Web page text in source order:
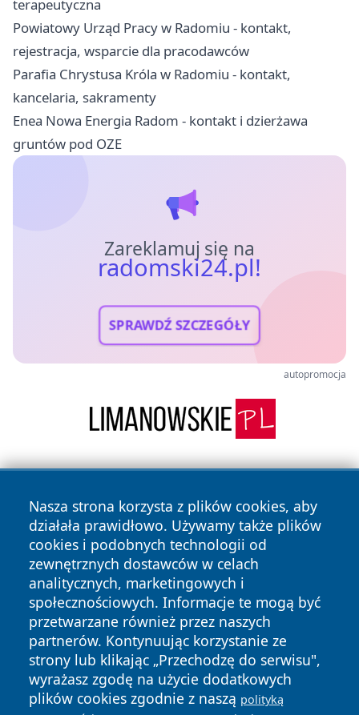
terapeutyczna
Powiatowy Urząd Pracy w Radomiu - kontakt,
rejestracja, wsparcie dla pracodawców
Parafia Chrystusa Króla w Radomiu - kontakt,
kancelaria, sakramenty
Enea Nowa Energia Radom - kontakt i dzierżawa
gruntów pod OZE
Zareklamuj się na
radomski24.pl!
SPRAWDŹ SZCZEGÓŁY
autopromocja
Nasza strona korzysta z plików cookies, aby
działała prawidłowo. Używamy także plików
cookies i podobnych technologii od
zewnętrznych dostawców w celach
analitycznych, marketingowych i
społecznościowych. Informacje te mogą być
przetwarzane również przez naszych
partnerów. Kontynuując korzystanie ze
strony lub klikając „Przechodzę do serwisu",
wyrażasz zgodę na użycie dodatkowych
plików cookies zgodnie z naszą polityką
Copyright © 2026 radomski24.pl Wszystkie prawa
zastrzeżone.
News Autorzy
Polityka
Prywatności
Polityka
Cookies